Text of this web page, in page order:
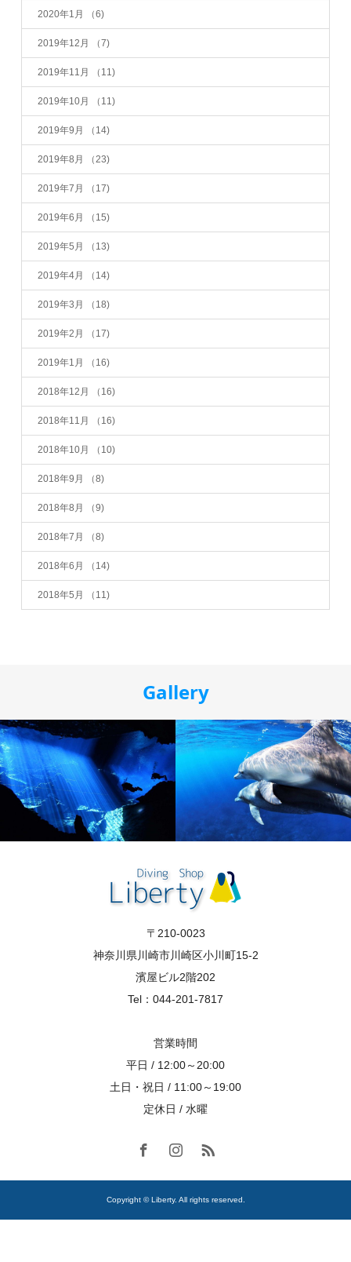
2020年1月 （6)
2019年12月 （7)
2019年11月 （11)
2019年10月 （11)
2019年9月 （14)
2019年8月 （23)
2019年7月 （17)
2019年6月 （15)
2019年5月 （13)
2019年4月 （14)
2019年3月 （18)
2019年2月 （17)
2019年1月 （16)
2018年12月 （16)
2018年11月 （16)
2018年10月 （10)
2018年9月 （8)
2018年8月 （9)
2018年7月 （8)
2018年6月 （14)
2018年5月 （11)
Gallery
〒210-0023
神奈川県川崎市川崎区小川町15-2
濱屋ビル2階202
Tel：044-201-7817
営業時間
平日 / 12:00～20:00
土日・祝日 / 11:00～19:00
定休日 / 水曜
Copyright © Liberty. All rights reserved.